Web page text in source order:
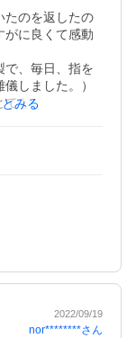
たのを返したの
がに良くて感動
で、毎日、指を
しました。）
も快適に重宝
たが、やはり
メーカーで有
会社さんが出
みる
2022/09/19
nor********さん